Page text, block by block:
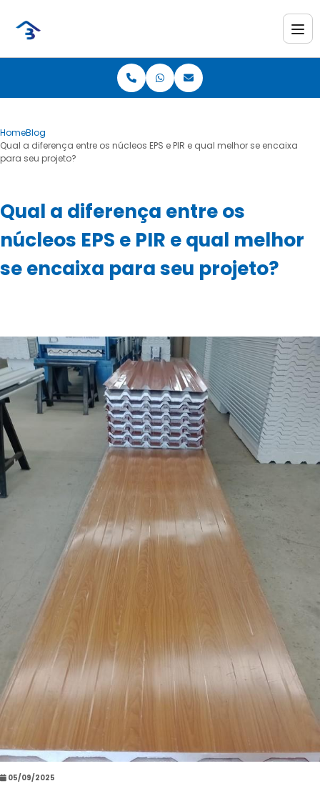
HomeBlog
Qual a diferença entre os núcleos EPS e PIR e qual melhor se encaixa
para seu projeto?
Qual a diferença entre os
núcleos EPS e PIR e qual melhor
se encaixa para seu projeto?
05/09/2025